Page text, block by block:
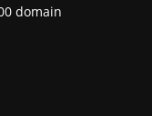
domain